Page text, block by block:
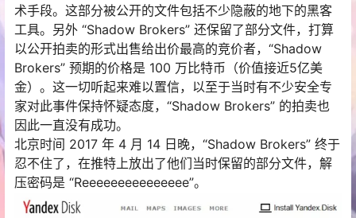
术手段。这部分被公开的文件包括不少隐蔽的地下的黑客
工具。另外 “Shadow Brokers” 还保留了部分文件，打算
以公开拍卖的形式出售给出价最高的竞价者，“Shadow
Brokers” 预期的价格是 100 万比特币（价值接近5亿美
金）。这一切听起来难以置信，以至于当时有不少安全专
家对此事件保持怀疑态度，“Shadow Brokers” 的拍卖也
因此一直没有成功。
北京时间 2017 年 4 月 14 日晚，“Shadow Brokers” 终于
忍不住了，在推特上放出了他们当时保留的部分文件，解
压密码是 “Reeeeeeeeeeeeeee”。